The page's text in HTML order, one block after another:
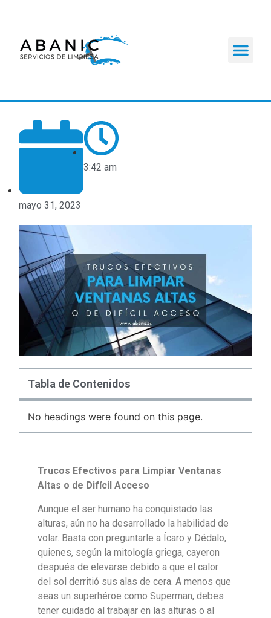
mayo 31, 2023
3:42 am
Tabla de Contenidos
No headings were found on this page.
Trucos Efectivos para Limpiar Ventanas
Altas o de Difícil Acceso
Aunque el ser humano ha conquistado las
alturas, aún no ha desarrollado la habilidad de
volar. Basta con preguntarle a Ícaro y Dédalo,
quienes, según la mitología griega, cayeron
después de elevarse debido a que el calor
del sol derritió sus alas de cera. A menos que
seas un superhéroe como Superman, debes
tener cuidado al trabajar en las alturas o al